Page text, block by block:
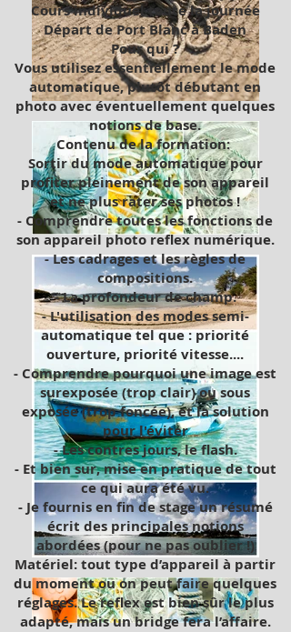
Cours individuel toute la journée
Départ de Port Blanc à Baden
Pour qui ?
Vous utilisez essentiellement le mode
automatique, plutôt débutant en
photo avec éventuellement quelques
notions de base.
Contenu de la formation:
Sortir du mode automatique pour
profiter pleinement de son appareil
et ne plus rater ses photos !
- Comprendre toutes les fonctions de
son appareil photo reflex numérique.
- Les cadrages et les règles de
compositions.
- La profondeur de champ.
- L'utilisation des modes semi-
automatique tel que : priorité
ouverture, priorité vitesse....
- Comprendre pourquoi une image est
surexposée (trop clair) ou sous
exposée (trop foncée), et la solution
pour l'éviter
- Les contres jours, le flash.
- Et bien sur, mise en pratique de tout
ce qui aura été vu.
- Je fournis en fin de stage un résumé
écrit des principales notions
abordées (pour ne pas oublier !)
Matériel: tout type d’appareil à partir
du moment ou on peut faire quelques
réglages. Le reflex est bien sûr le plus
adapté, mais un bridge fera l’affaire.